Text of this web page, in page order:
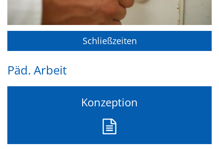
Schließzeiten
Päd. Arbeit
Konzeption